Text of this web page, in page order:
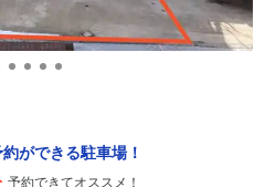
ができる駐車場！
予約できてオススメ！